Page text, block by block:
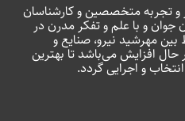
تجربه متخصصین و کارشناسان
و با علم و تفکر مدرن در
مهرشید نیرو، صنایع و
حال افزایش می‌باشد تا بهترین
و اجرایی گردد.